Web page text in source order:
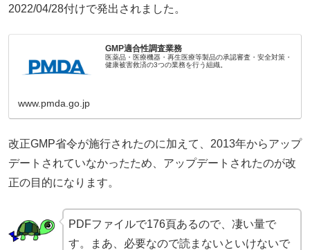
2022/04/28付けで発出されました。
GMP適合性調査業務
医薬品・医療機器・再生医療等製品の承認審査・安全対策・
健康被害救済の3つの業務を行う組織。
www.pmda.go.jp
改正GMP省令が施行されたのに加えて、2013年からアップ
デートされていなかったため、アップデートされたのが改
正の目的になります。
PDFファイルで176頁あるので、凄い量で
す。まあ、必要なので読まないといけないで